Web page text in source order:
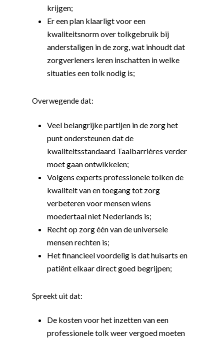
krijgen;
Er een plan klaarligt voor een
kwaliteitsnorm over tolkgebruik bij
anderstaligen in de zorg, wat inhoudt dat
zorgverleners leren inschatten in welke
situaties een tolk nodig is;
Overwegende dat:
Veel belangrijke partijen in de zorg het
punt ondersteunen dat de
kwaliteitsstandaard Taalbarrières verder
moet gaan ontwikkelen;
Volgens experts professionele tolken de
kwaliteit van en toegang tot zorg
verbeteren voor mensen wiens
moedertaal niet Nederlands is;
Recht op zorg één van de universele
mensen rechten is;
Het financieel voordelig is dat huisarts en
patiënt elkaar direct goed begrijpen;
Spreekt uit dat:
De kosten voor het inzetten van een
professionele tolk weer vergoed moeten